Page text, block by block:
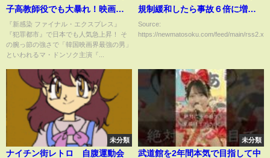
子高教師役でも大暴れ！映画
『守護教師』予告編
『新感染 ファイナル・エクスプレス』
『犯罪都市』で日本でも人気急上昇！ そ
の腕っ節の強さで「韓国映画界最強の男」
といわれるマ・ドンソク主演『...
規制緩和したら事故６倍に増え
たんだけど…」
Source:
https://newmatosoku.com/feed/main/
未分類
ナイチン街レトロ 自腹運動会
未分類
武道館を2年間本気で目指して中